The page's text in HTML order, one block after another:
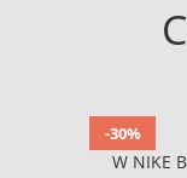
-30%
W NIKE